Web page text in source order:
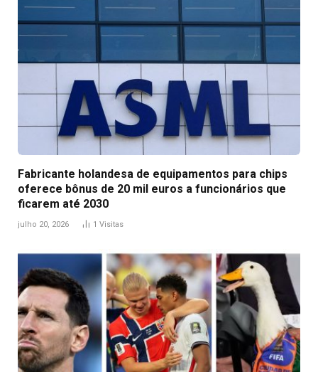
Fabricante holandesa de equipamentos para chips
oferece bônus de 20 mil euros a funcionários que
ficarem até 2030
julho 20, 2026 1 Visitas